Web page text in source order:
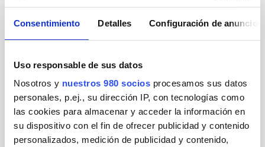
Consentimiento Detalles Configuración de anuncios
Uso responsable de sus datos
Nosotros y nuestros 980 socios procesamos sus datos
personales, p.ej., su dirección IP, con tecnologías como
las cookies para almacenar y acceder la información en
su dispositivo con el fin de ofrecer publicidad y contenido
personalizados, medición de publicidad y contenido,
El peque y su
HABITACIÓN
Antes Después